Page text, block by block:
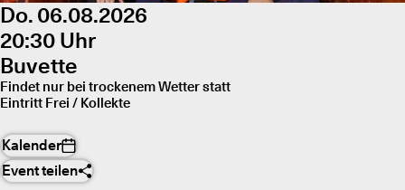
Do. 06.08.2026
20:30 Uhr
Buvette
Findet nur bei trockenem Wetter statt
Eintritt Frei / Kollekte
Kalender
Event teilen